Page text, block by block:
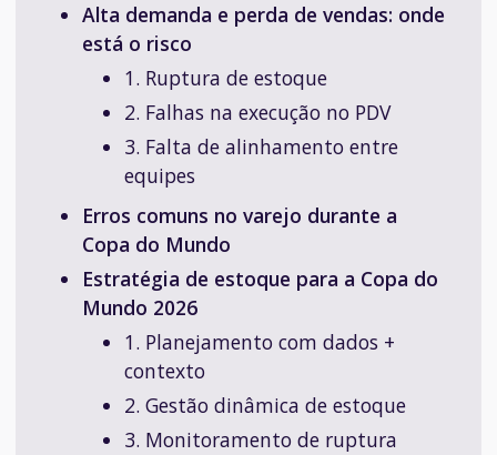
Alta demanda e perda de vendas: onde
está o risco
1. Ruptura de estoque
2. Falhas na execução no PDV
3. Falta de alinhamento entre
equipes
Erros comuns no varejo durante a
Copa do Mundo
Estratégia de estoque para a Copa do
Mundo 2026
1. Planejamento com dados +
contexto
2. Gestão dinâmica de estoque
3. Monitoramento de ruptura